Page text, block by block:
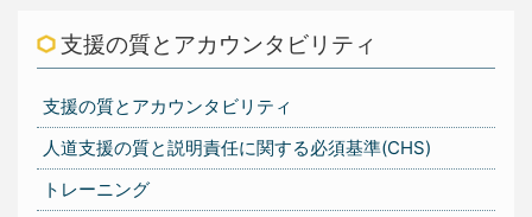
支援の質とアカウンタビリティ
支援の質とアカウンタビリティ
人道支援の質と説明責任に関する必須基準(CHS)
トレーニング